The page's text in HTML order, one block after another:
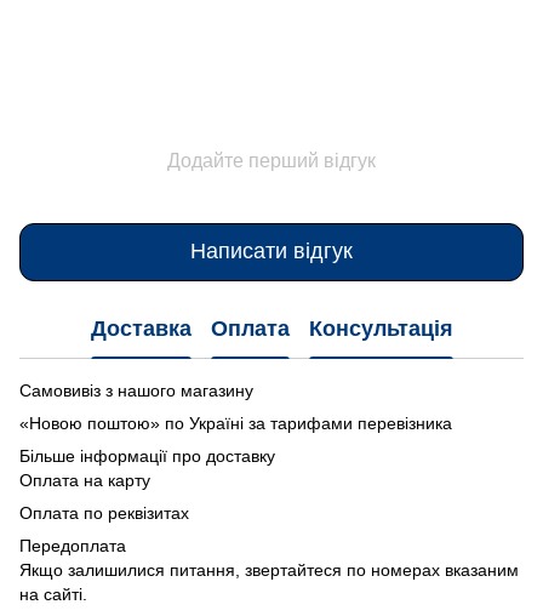
Додайте перший відгук
Написати відгук
Доставка Оплата Консультація
Самовивіз з нашого магазину
«Новою поштою» по Україні за тарифами перевізника
Більше інформації про доставку
Оплата на карту
Оплата по реквізитах
Передоплата
Якщо залишилися питання, звертайтеся по номерах вказаним
на сайті.